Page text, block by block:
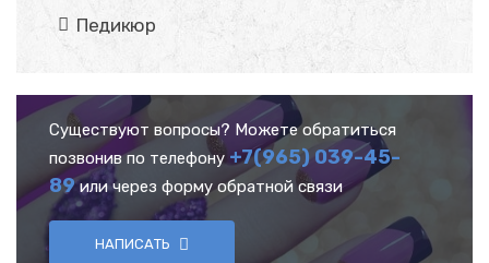
Педикюр
Существуют вопросы? Можете обратиться
позвонив по телефону +7(965) 039-45-
89 или через форму обратной связи
НАПИСАТЬ